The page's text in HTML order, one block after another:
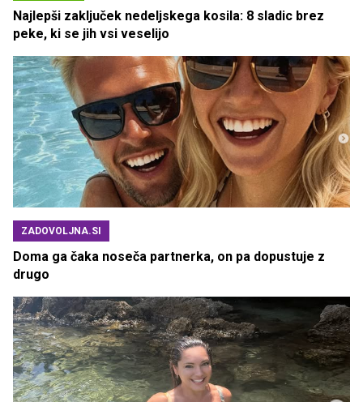
Najlepši zaključek nedeljskega kosila: 8 sladic brez
peke, ki se jih vsi veselijo
ZADOVOLJNA.SI
Doma ga čaka noseča partnerka, on pa dopustuje z
drugo